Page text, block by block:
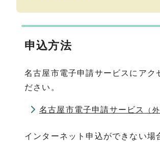
申込方法
名古屋市電子申請サービスにアク
ださい。
名古屋市電子申請サービス （
インターネット申込ができない